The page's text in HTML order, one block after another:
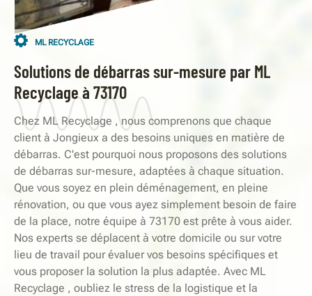
ML RECYCLAGE
Solutions de débarras sur-mesure par ML
Recyclage à 73170
Chez ML Recyclage , nous comprenons que chaque
client à Jongieux a des besoins uniques en matière de
débarras. C'est pourquoi nous proposons des solutions
de débarras sur-mesure, adaptées à chaque situation.
Que vous soyez en plein déménagement, en pleine
rénovation, ou que vous ayez simplement besoin de faire
de la place, notre équipe à 73170 est prête à vous aider.
Nos experts se déplacent à votre domicile ou sur votre
lieu de travail pour évaluer vos besoins spécifiques et
vous proposer la solution la plus adaptée. Avec ML
Recyclage , oubliez le stress de la logistique et la